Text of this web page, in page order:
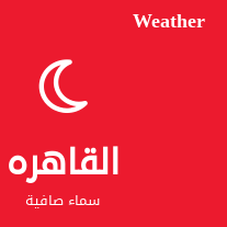
Weather
القاهره
سماء صافية